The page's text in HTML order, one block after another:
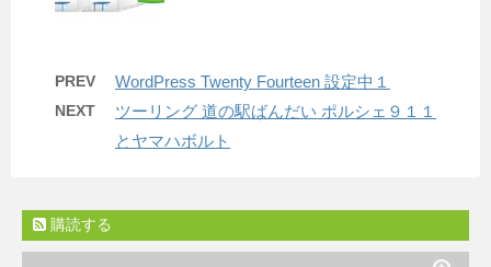
PREV WordPress Twenty Fourteen 設定中１
NEXT
ツーリング 道の駅ばんだい ポルシェ９１１
とヤマハボルト
購読する